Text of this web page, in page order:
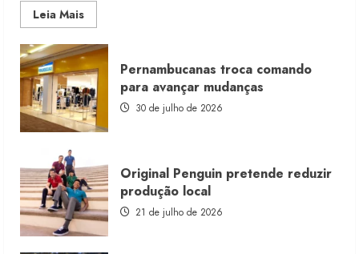
Leia MaisRead
more
Morena
Rosa
lança
franquia
com
estoque
consignado
Pernambucanas troca comando
para avançar mudanças
30 de julho de 2026
Original Penguin pretende reduzir
produção local
21 de julho de 2026